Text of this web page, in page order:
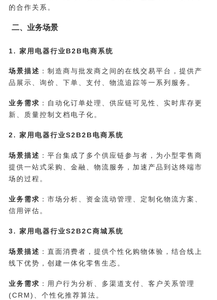
的合作关系。
二、业务场景
1. 家用电器行业B2B电商系统
场景描述 ：制造商与批发商之间的在线交易平台，提供产
品展示、询价、下单、支付、物流追踪等一系列服务。
业务需求 ：自动化订单处理、供应链可见性、实时库存更
新、质量控制文档电子化。
2. 家用电器行业S2B2B电商系统
场景描述 ：平台集成了多个供应链参与者，为小型零售商
提供一站式采购、金融、物流服务，加速产品到达终端市
场的过程。
业务需求 ：市场分析、资金流动管理、定制化物流方案、
信用评估。
3. 家用电器行业S2B2C商城系统
场景描述 ：直面消费者，提供个性化购物体验，结合线上
线下优势，创建一体化零售生态。
业务需求 ：用户行为分析、多渠道支付、客户关系管理
(CRM)、个性化推荐算法。